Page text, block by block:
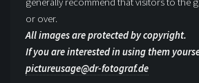
or over.
All images are protected by copyright.
If you are interested in using them
pictureusage@dr-fotograf.de